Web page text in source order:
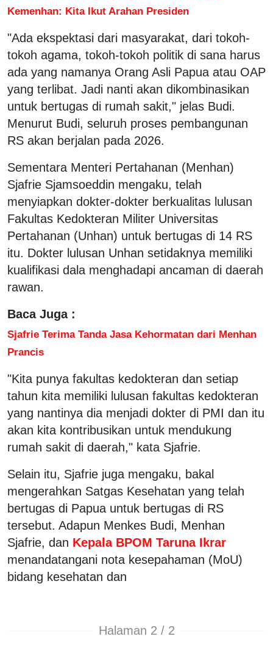
Kemenhan: Kita Ikut Arahan Presiden
"Ada ekspektasi dari masyarakat, dari tokoh-
tokoh agama, tokoh-tokoh politik di sana harus
ada yang namanya Orang Asli Papua atau OAP
yang terlibat. Jadi nanti akan dikombinasikan
untuk bertugas di rumah sakit," jelas Budi.
Menurut Budi, seluruh proses pembangunan
RS akan berjalan pada 2026.
Sementara Menteri Pertahanan (Menhan)
Sjafrie Sjamsoeddin mengaku, telah
menyiapkan dokter-dokter berkualitas lulusan
Fakultas Kedokteran Militer Universitas
Pertahanan (Unhan) untuk bertugas di 14 RS
itu. Dokter lulusan Unhan setidaknya memiliki
kualifikasi dala menghadapi ancaman di daerah
rawan.
Baca Juga :
Sjafrie Terima Tanda Jasa Kehormatan dari Menhan
Prancis
"Kita punya fakultas kedokteran dan setiap
tahun kita memiliki lulusan fakultas kedokteran
yang nantinya dia menjadi dokter di PMI dan itu
akan kita kontribusikan untuk mendukung
rumah sakit di daerah," kata Sjafrie.
Selain itu, Sjafrie juga mengaku, bakal
mengerahkan Satgas Kesehatan yang telah
bertugas di Papua untuk bertugas di RS
tersebut. Adapun Menkes Budi, Menhan
Sjafrie, dan Kepala BPOM Taruna Ikrar
menandatangani nota kesepahaman (MoU)
bidang kesehatan dan
Halaman 2 / 2